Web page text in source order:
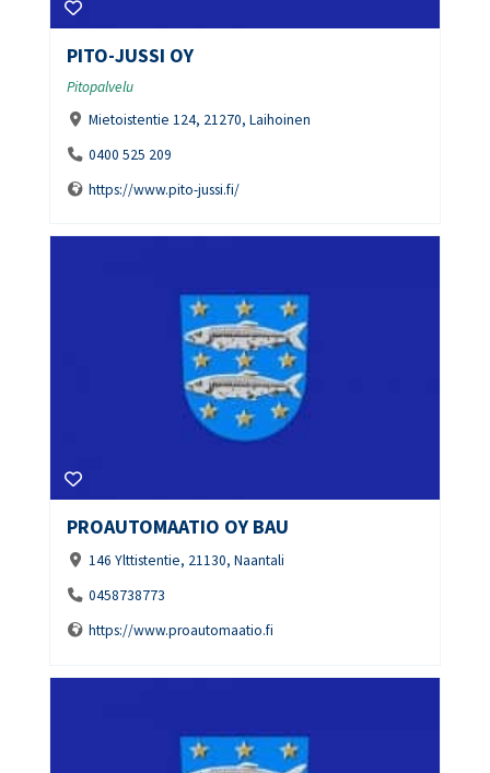
PITO-JUSSI OY
Pitopalvelu
Mietoistentie 124, 21270, Laihoinen
0400 525 209
https://www.pito-jussi.fi/
PROAUTOMAATIO OY BAU
146 Ylttistentie, 21130, Naantali
0458738773
https://www.proautomaatio.fi